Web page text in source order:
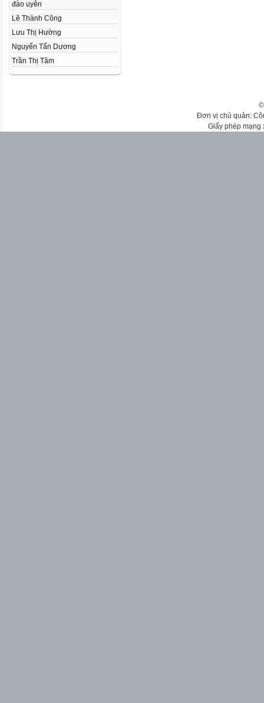
đào uyên
Lê Thành Công
Lưu Thị Hường
Nguyển Tấn Dương
Trần Thị Tâm
Đơn vị chủ quản:
Giấy phép mạng